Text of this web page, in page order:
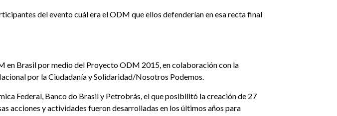
del evento cuál era el ODM que ellos defenderían en esa recta final
en Brasil por medio del Proyecto ODM 2015, en colaboración con la
por la Ciudadanía y Solidaridad/Nosotros Podemos.
Federal, Banco do Brasil y Petrobrás, el que posibilitó la creación de 27
acciones y actividades fueron desarrolladas en los últimos años para